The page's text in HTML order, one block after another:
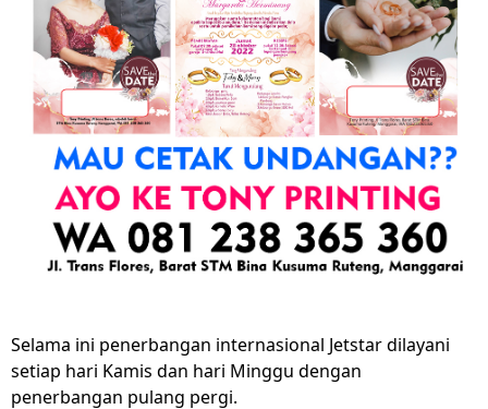
Selama ini penerbangan internasional Jetstar dilayani
setiap hari Kamis dan hari Minggu dengan
penerbangan pulang pergi.